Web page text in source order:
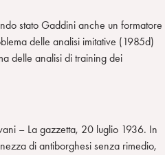
stato Gaddini anche un formatore
delle analisi imitative (1985d)
delle analisi di training dei
– La gazzetta, 20 luglio 1936. In
di antiborghesi senza rimedio,